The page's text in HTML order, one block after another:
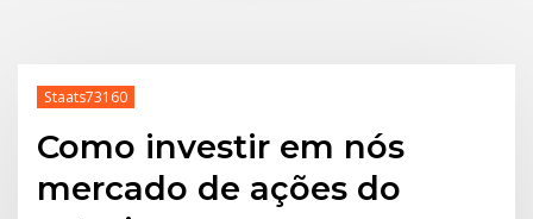
Staats73160
Como investir em nós
mercado de ações do